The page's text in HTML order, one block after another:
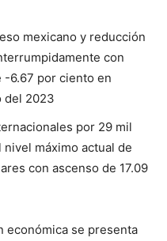
mexicano y reducción
con
6.67 por ciento en
del 2023
por 29 mil
máximo actual de
con ascenso de 17.09
económica se presenta